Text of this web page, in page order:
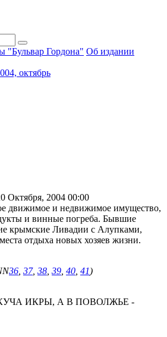
"Бульвар Гордона" Об издании
октябрь
Октября, 2004 00:00
движимое и недвижимое имущество,
и винные погреба. Бывшие
крымские Ливадии с Алупками,
отдыха новых хозяев жизни.
36 37, 38 39 40 41)
ИКРЫ, А В ПОВОЛЖЬЕ -